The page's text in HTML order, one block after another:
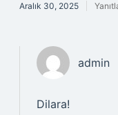
Aralık 30, 2025
admin
Dilara!